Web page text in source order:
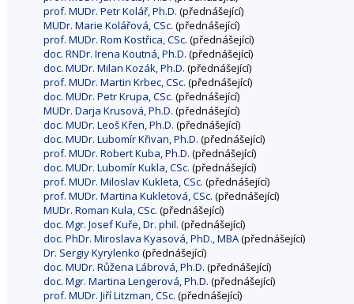
prof. MUDr. Petr Kolář, Ph.D. (přednášející)
MUDr. Marie Kolářová, CSc. (přednášející)
prof. MUDr. Rom Kostřica, CSc. (přednášející)
doc. RNDr. Irena Koutná, Ph.D. (přednášející)
doc. MUDr. Milan Kozák, Ph.D. (přednášející)
prof. MUDr. Martin Krbec, CSc. (přednášející)
doc. MUDr. Petr Krupa, CSc. (přednášející)
MUDr. Darja Krusová, Ph.D. (přednášející)
doc. MUDr. Leoš Křen, Ph.D. (přednášející)
doc. MUDr. Lubomír Křivan, Ph.D. (přednášející)
prof. MUDr. Robert Kuba, Ph.D. (přednášející)
doc. MUDr. Lubomír Kukla, CSc. (přednášející)
prof. MUDr. Miloslav Kukleta, CSc. (přednášející)
prof. MUDr. Martina Kukletová, CSc. (přednášející)
MUDr. Roman Kula, CSc. (přednášející)
doc. Mgr. Josef Kuře, Dr. phil. (přednášející)
doc. PhDr. Miroslava Kyasová, PhD., MBA(přednášející)
Dr. Sergiy Kyrylenko (přednášející)
doc. MUDr. Růžena Lábrová, Ph.D. (přednášející)
doc. Mgr. Martina Lengerová, Ph.D. (přednášející)
prof. MUDr. Jiří Litzman, CSc. (přednášející)